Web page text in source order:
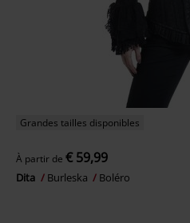
Grandes tailles disponibles
À partir de € 59,99
Dita Burleska Boléro